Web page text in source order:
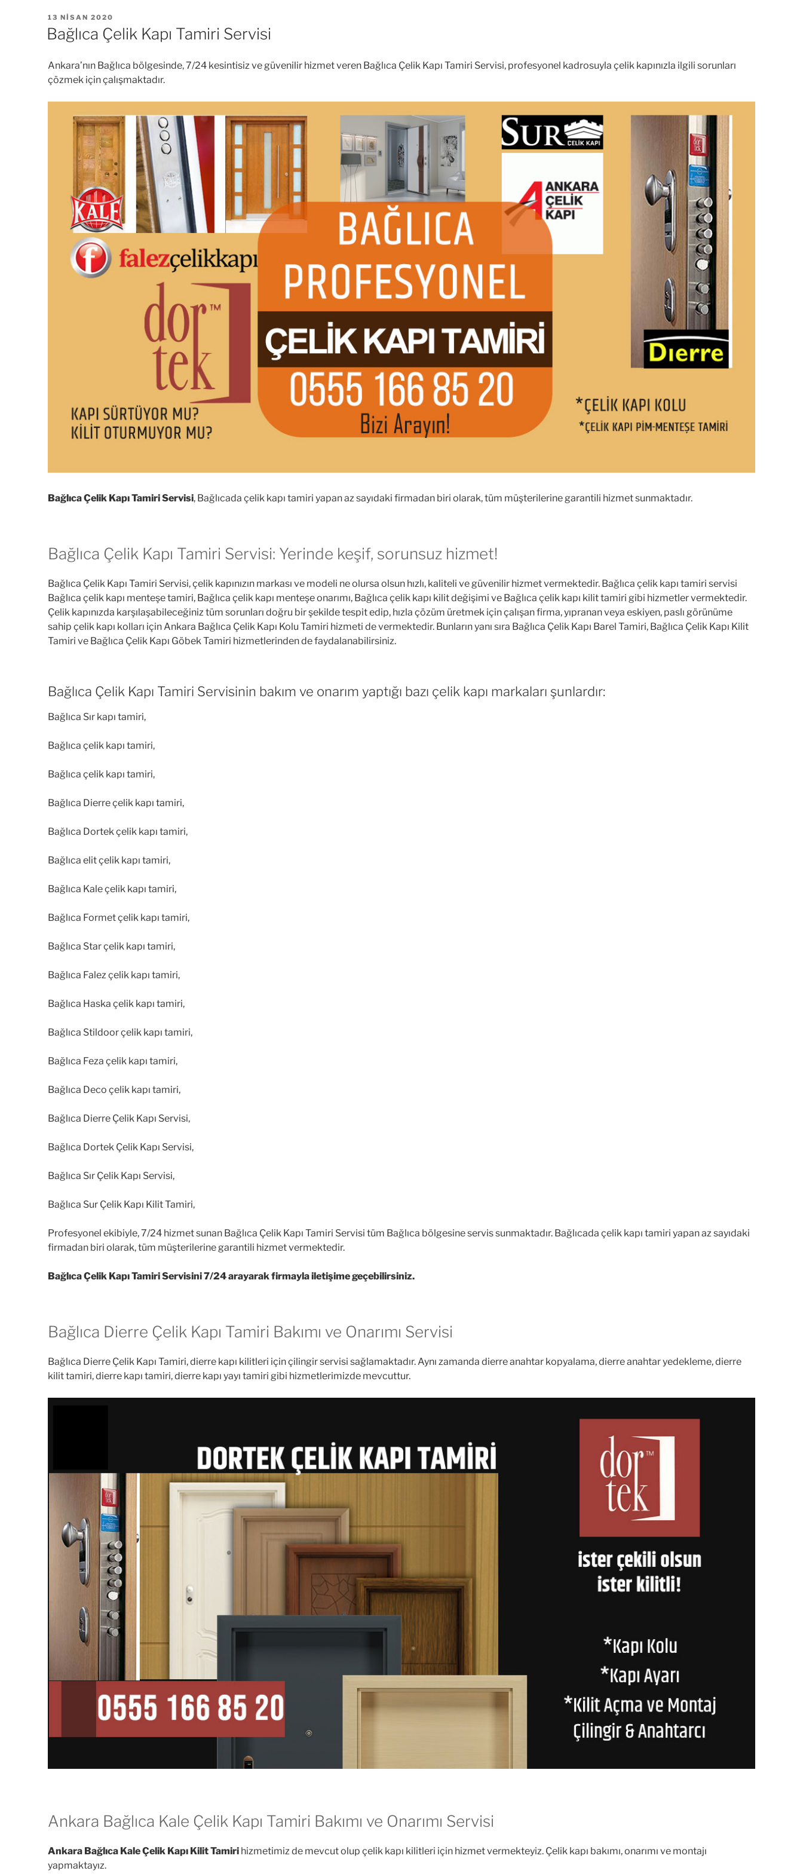
YAYIM
TARIHI
13 NISAN 2020
Bağlıca Çelik Kapı Tamiri Servisi
Ankara’nın Bağlıca bölgesinde, 7/24 kesintisiz ve güvenilir hizmet veren Bağlıca Çelik Kapı Tamiri Servisi, profesyonel kadrosuyla çelik kapınızla ilgili sorunları
çözmek için çalışmaktadır.
Bağlıca Çelik Kapı Tamiri Servisi, Bağlıcada çelik kapı tamiri yapan az sayıdaki firmadan biri olarak, tüm müşterilerine garantili hizmet sunmaktadır.
Bağlıca Çelik Kapı Tamiri Servisi: Yerinde keşif, sorunsuz hizmet!
Bağlıca Çelik Kapı Tamiri Servisi, çelik kapınızın markası ve modeli ne olursa olsun hızlı, kaliteli ve güvenilir hizmet vermektedir. Bağlıca çelik kapı tamiri servisi
Bağlıca çelik kapı menteşe tamiri, Bağlıca çelik kapı menteşe onarımı, Bağlıca çelik kapı kilit değişimi ve Bağlıca çelik kapı kilit tamiri gibi hizmetler vermektedir.
Çelik kapınızda karşılaşabileceğiniz tüm sorunları doğru bir şekilde tespit edip, hızla çözüm üretmek için çalışan firma, yıpranan veya eskiyen, paslı görünüme
sahip çelik kapı kolları için Ankara Bağlıca Çelik Kapı Kolu Tamiri hizmeti de vermektedir. Bunların yanı sıra Bağlıca Çelik Kapı Barel Tamiri, Bağlıca Çelik Kapı Kilit
Tamiri ve Bağlıca Çelik Kapı Göbek Tamiri hizmetlerinden de faydalanabilirsiniz.
Bağlıca Çelik Kapı Tamiri Servisinin bakım ve onarım yaptığı bazı çelik kapı markaları şunlardır:
Bağlıca Sır kapı tamiri,
Bağlıca çelik kapı tamiri,
Bağlıca çelik kapı tamiri,
Bağlıca Dierre çelik kapı tamiri,
Bağlıca Dortek çelik kapı tamiri,
Bağlıca elit çelik kapı tamiri,
Bağlıca Kale çelik kapı tamiri,
Bağlıca Formet çelik kapı tamiri,
Bağlıca Star çelik kapı tamiri,
Bağlıca Falez çelik kapı tamiri,
Bağlıca Haska çelik kapı tamiri,
Bağlıca Stildoor çelik kapı tamiri,
Bağlıca Feza çelik kapı tamiri,
Bağlıca Deco çelik kapı tamiri,
Bağlıca Dierre Çelik Kapı Servisi,
Bağlıca Dortek Çelik Kapı Servisi,
Bağlıca Sır Çelik Kapı Servisi,
Bağlıca Sur Çelik Kapı Kilit Tamiri,
Profesyonel ekibiyle, 7/24 hizmet sunan Bağlıca Çelik Kapı Tamiri Servisi tüm Bağlıca bölgesine servis sunmaktadır. Bağlıcada çelik kapı tamiri yapan az sayıdaki
firmadan biri olarak, tüm müşterilerine garantili hizmet vermektedir.
Bağlıca Çelik Kapı Tamiri Servisini 7/24 arayarak firmayla iletişime geçebilirsiniz.
Bağlıca Dierre Çelik Kapı Tamiri Bakımı ve Onarımı Servisi
Bağlıca Dierre Çelik Kapı Tamiri, dierre kapı kilitleri için çilingir servisi sağlamaktadır. Aynı zamanda dierre anahtar kopyalama, dierre anahtar yedekleme, dierre
kilit tamiri, dierre kapı tamiri, dierre kapı yayı tamiri gibi hizmetlerimizde mevcuttur.
Ankara Bağlıca Kale Çelik Kapı Tamiri Bakımı ve Onarımı Servisi
Ankara Bağlıca Kale Çelik Kapı Kilit Tamiri hizmetimiz de mevcut olup çelik kapı kilitleri için hizmet vermekteyiz. Çelik kapı bakımı, onarımı ve montajı
yapmaktayız.